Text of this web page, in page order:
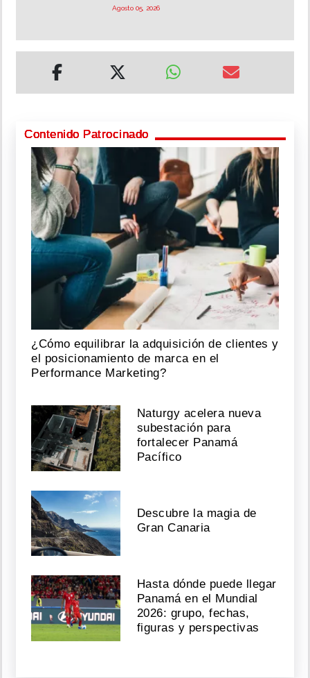
Agosto 05, 2026
Contenido Patrocinado
¿Cómo equilibrar la adquisición de clientes y
el posicionamiento de marca en el
Performance Marketing?
Naturgy acelera nueva
subestación para
fortalecer Panamá
Pacífico
Descubre la magia de
Gran Canaria
Hasta dónde puede llegar
Panamá en el Mundial
2026: grupo, fechas,
figuras y perspectivas